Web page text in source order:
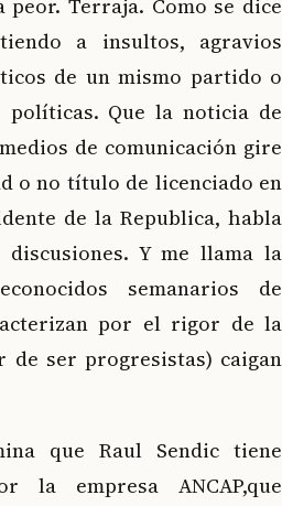
Terraja. Como se dice
a insultos, agravios
de un mismo partido o
políticas. Que la noticia de
de comunicación gire
o no título de licenciado en
de la Republica, habla
Y me llama la
semanarios de
por el rigor de la
de ser progresistas) caigan
que Raul Sendic tiene
la empresa ANCAP,que